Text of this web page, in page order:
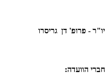
יו"ר - פרופ' דן גריסרו
חברי הוועדה: